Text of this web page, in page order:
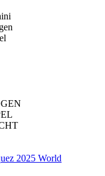
2025 World